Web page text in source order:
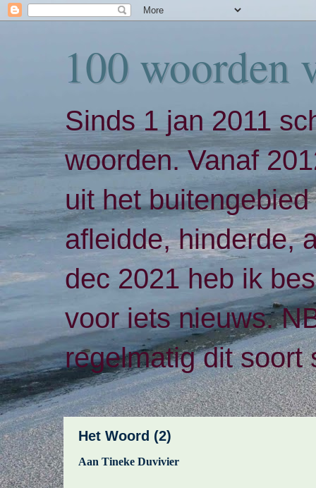
100 woorden
Sinds 1 jan 2011
woorden. Vanaf
uit het
afleidde, hinderde,
dec 2021 heb ik
voor iets nieuws.
regelmatig dit soort
Het Woord (2)
Aan Tineke Duvivier